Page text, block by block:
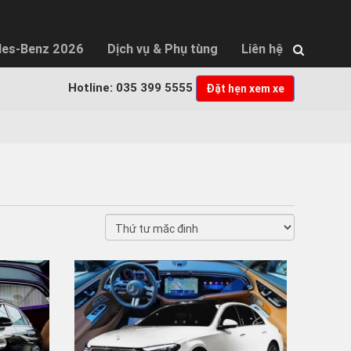
Benz 2026 Dịch vụ & Phụ tùng Liên hệ
Hotline: 035 399 5555 Đặt hẹn xem xe
×